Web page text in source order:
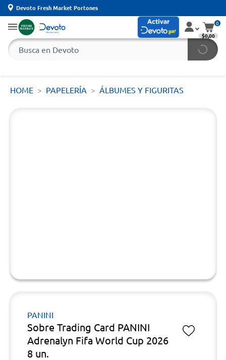
Devoto Fresh Market Portones
0
$0,00
HOME PAPELERÍA ÁLBUMES Y FIGURITAS
PANINI
Sobre Trading Card PANINI
Adrenalyn Fifa World Cup 2026
8 un.